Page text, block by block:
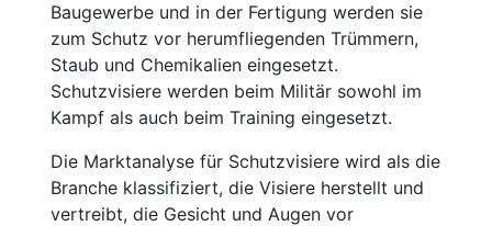
Baugewerbe und in der Fertigung werden sie
zum Schutz vor herumfliegenden Trümmern,
Staub und Chemikalien eingesetzt.
Schutzvisiere werden beim Militär sowohl im
Kampf als auch beim Training eingesetzt.
Die Marktanalyse für Schutzvisiere wird als die
Branche klassifiziert, die Visiere herstellt und
vertreibt, die Gesicht und Augen vor